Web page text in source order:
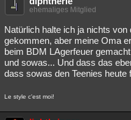
ehemaliges Mitglied
Natürlich halte ich ja nichts
gekommen, aber meine Oma
beim BDM LAgerfeuer
und sowas... Und dass das
dass sowas den Teenies
Le style c'est moi!